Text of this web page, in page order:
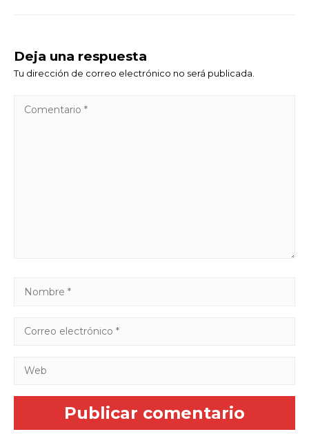
Deja una respuesta
Tu dirección de correo electrónico no será publicada.